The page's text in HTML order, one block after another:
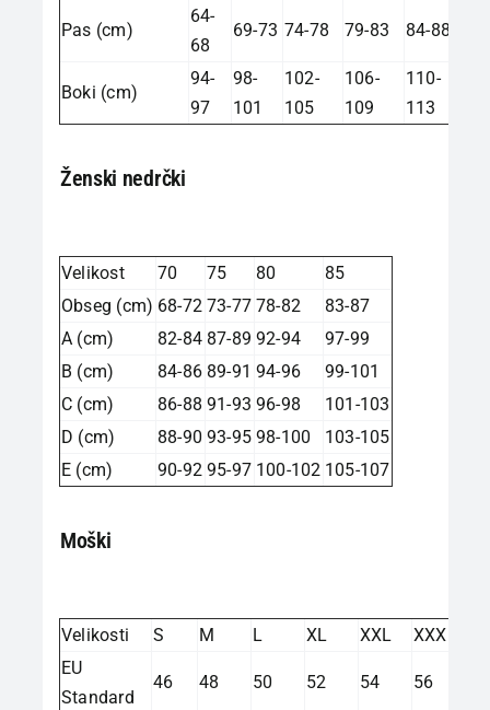
Pas (cm)
64-
68
69-73 74-78 79-83 84-88
Boki (cm)
94-
97
98-
101
102-
105
106-
109
110-
113
Ženski nedrčki
Velikost 70 75 80
85
Obseg (cm) 68-72 73-77 78-82
83-87
A (cm)
82-84 87-89 92-94
97-99
B (cm)
84-86 89-91 94-96
99-101
C (cm)
86-88 91-93 96-98
101-103
D (cm)
88-90 93-95 98-100
103-105
E (cm)
90-92 95-97 100-102 105-107
Moški
Velikosti S M L XL XXL
XXXL
EU
Standard
46 48 50 52 54 56